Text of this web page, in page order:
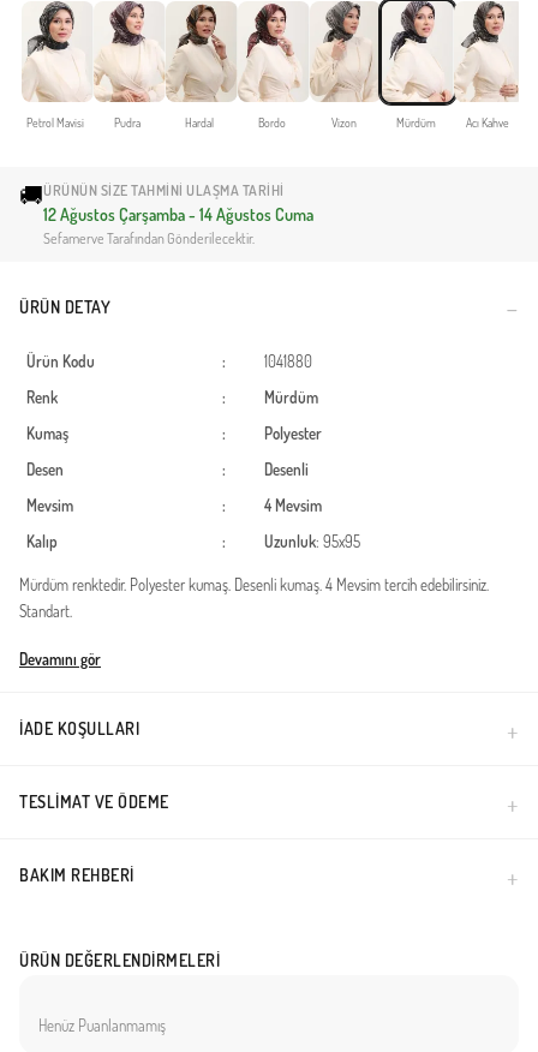
Petrol Mavisi Pudra Hardal Bordo Vizon Mürdüm Acı Kahve
🚚ÜRÜNÜN SIZE TAHMINI ULAŞMA TARIHI
12 Ağustos Çarşamba - 14 Ağustos Cuma
Sefamerve Tarafından Gönderilecektir.
ÜRÜN DETAY
Ürün Kodu :
1041880
Renk
:
Mürdüm
Kumaş
:
Polyester
Desen
:
Desenli
Mevsim
:
4 Mevsim
Kalıp
: Uzunluk: 95x95
Mürdüm renktedir. Polyester kumaş. Desenli kumaş. 4 Mevsim tercih edebilirsiniz.
Standart.
Türkiye'de üretilmiştir.
Devamını gör
İADE KOŞULLARI
TESLIMAT VE ÖDEME
BAKIM REHBERI
ÜRÜN DEĞERLENDIRMELERI
Henüz Puanlanmamış